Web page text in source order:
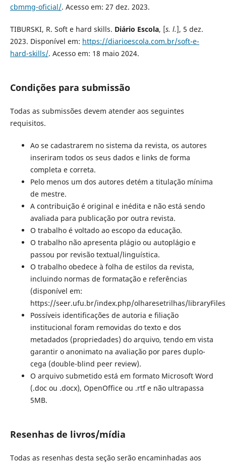
cbmmg-oficial/. Acesso em: 27 dez. 2023.
TIBURSKI, R. Soft e hard skills. Diário Escola, [s. l.], 5 dez.
2023. Disponível em: https://diarioescola.com.br/soft-e-
hard-skills/. Acesso em: 18 maio 2024.
Condições para submissão
Todas as submissões devem atender aos seguintes
requisitos.
Ao se cadastrarem no sistema da revista, os autores
inseriram todos os seus dados e links de forma
completa e correta.
Pelo menos um dos autores detém a titulação mínima
de mestre.
A contribuição é original e inédita e não está sendo
avaliada para publicação por outra revista.
O trabalho é voltado ao escopo da educação.
O trabalho não apresenta plágio ou autoplágio e
passou por revisão textual/linguística.
O trabalho obedece à folha de estilos da revista,
incluindo normas de formatação e referências
(disponível em:
https://seer.ufu.br/index.php/olharesetrilhas/
Possíveis identificações de autoria e filiação
institucional foram removidas do texto e dos
metadados (propriedades) do arquivo, tendo em vista
garantir o anonimato na avaliação por pares duplo-
cega (double-blind peer review).
O arquivo submetido está em formato Microsoft Word
(.doc ou .docx), OpenOffice ou .rtf e não ultrapassa
5MB.
Resenhas de livros/mídia
Todas as resenhas desta seção serão encaminhadas aos